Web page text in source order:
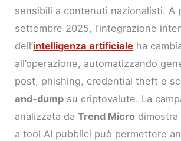
sensibili a contenuti nazionalisti. A
settembre 2025, l’integrazione
dell’intelligenza artificiale ha
all’operazione, automatizzando
post, phishing, credential theft e
and-dump su criptovalute. La
analizzata daTrend Micro dimostra
a tool AI pubblici può permettere